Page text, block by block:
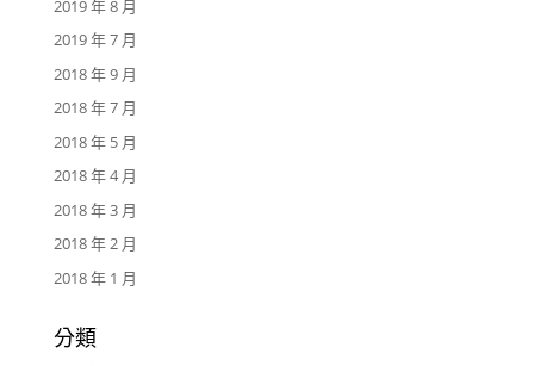
2019 年 8 月
2019 年 7 月
2018 年 9 月
2018 年 7 月
2018 年 5 月
2018 年 4 月
2018 年 3 月
2018 年 2 月
2018 年 1 月
分類